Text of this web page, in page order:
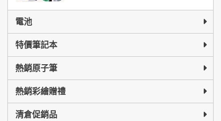
電池
特價筆記本
熱銷原子筆
熱銷彩繪贈禮
清倉促銷品